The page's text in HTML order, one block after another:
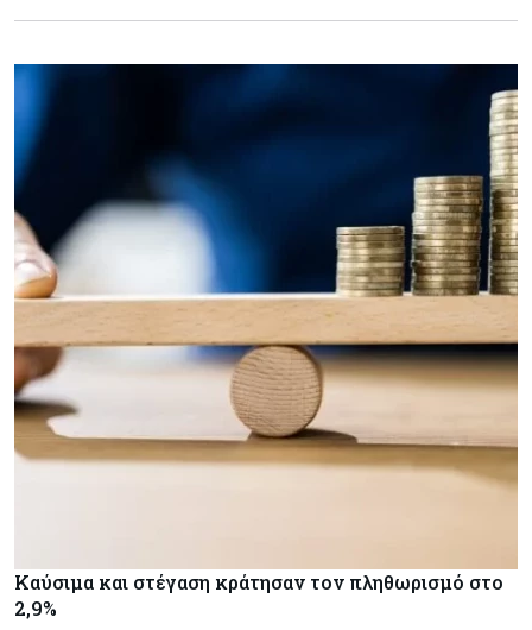
Καύσιμα και στέγαση κράτησαν τον πληθωρισμό στο
2,9%